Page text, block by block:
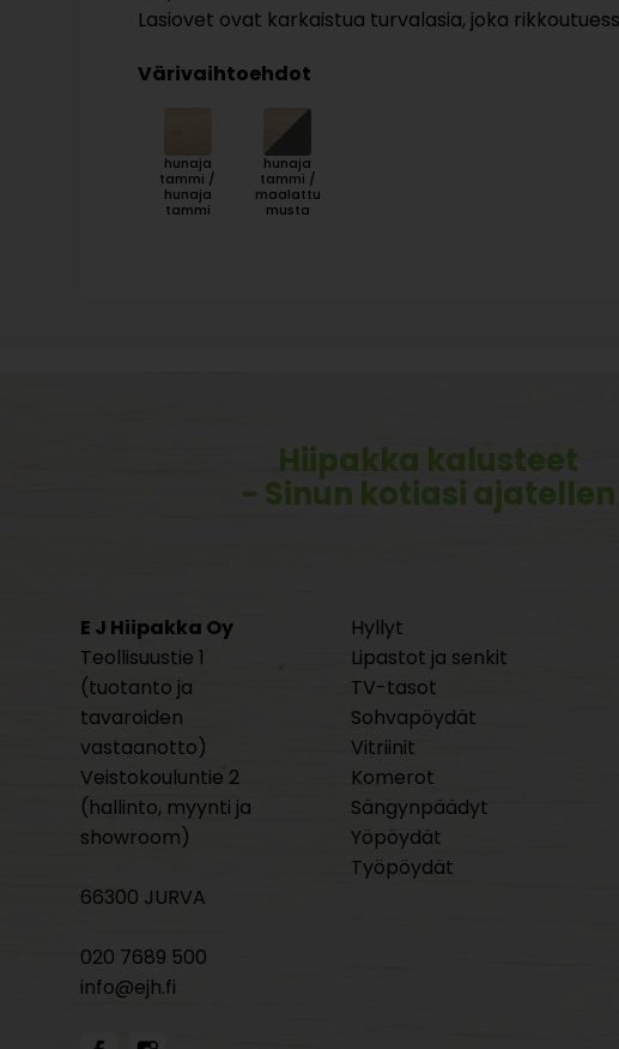
Lasiovet ovat karkaistua turvalasia, joka
Värivaihtoehdot
hunaja
tammi /
hunaja
tammi
hunaja
tammi /
maalattu
musta
Hiipakka kalusteet
- Sinun kotiasi ajatellen
E J Hiipakka Oy
Teollisuustie 1
(tuotanto ja
tavaroiden
vastaanotto)
Veistokouluntie 2
(hallinto, myynti ja
showroom)
66300 JURVA
020 7689 500
info@ejh.fi
Hyllyt
Lipastot ja senkit
TV-tasot
Sohvapöydät
Vitriinit
Komerot
Sängynpäädyt
Yöpöydät
Työpöydät